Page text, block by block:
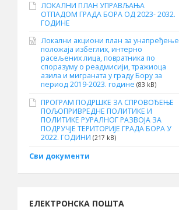
ЛОКАЛНИ ПЛАН УПРАВЉАЊА
ОТПАДОМ ГРАДА БОРА ОД 2023- 2032.
ГОДИНЕ
Локални акциони план за унапређење
положаја избеглих, интерно
расељених лица, повратника по
споразуму о реадмисији, тражиоца
азила и миграната у граду Бору за
период 2019-2023. године (83 kB)
ПРОГРАМ ПОДРШКЕ ЗА СПРОВОЂЕЊЕ
ПОЉОПРИВРЕДНЕ ПОЛИТИКЕ И
ПОЛИТИКЕ РУРАЛНОГ РАЗВОЈА ЗА
ПОДРУЧЈЕ ТЕРИТОРИЈЕ ГРАДА БОРА У
2022. ГОДИНИ (217 kB)
Сви документи
ЕЛЕКТРОНСКА ПОШТА